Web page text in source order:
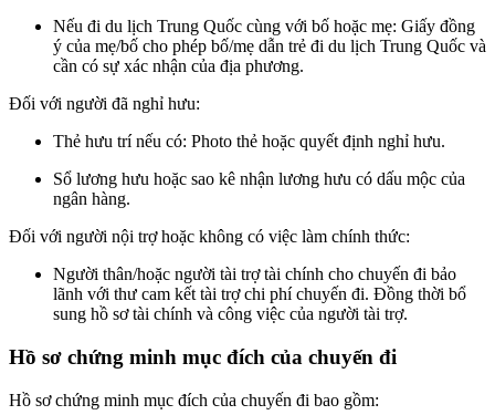
Nếu đi du lịch Trung Quốc cùng với bố hoặc mẹ: Giấy đồng
ý của mẹ/bố cho phép bố/mẹ dẫn trẻ đi du lịch Trung Quốc và
cần có sự xác nhận của địa phương.
Đối với người đã nghỉ hưu:
Thẻ hưu trí nếu có: Photo thẻ hoặc quyết định nghỉ hưu.
Sổ lương hưu hoặc sao kê nhận lương hưu có dấu mộc của
ngân hàng.
Đối với người nội trợ hoặc không có việc làm chính thức:
Người thân/hoặc người tài trợ tài chính cho chuyến đi bảo
lãnh với thư cam kết tài trợ chi phí chuyến đi. Đồng thời bổ
sung hồ sơ tài chính và công việc của người tài trợ.
Hồ sơ chứng minh mục đích của chuyến đi
Hồ sơ chứng minh mục đích của chuyến đi bao gồm: